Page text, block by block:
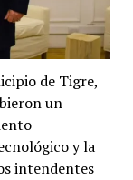
de Tigre,
un
y la
intendentes